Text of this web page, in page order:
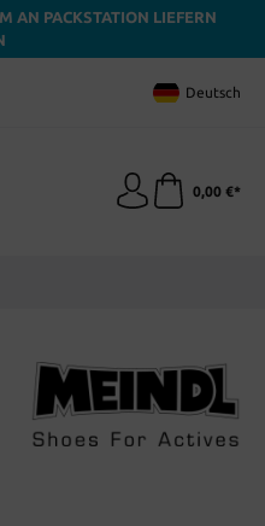
AN PACKSTATION LIEFERN
Deutsch
0,00 €*